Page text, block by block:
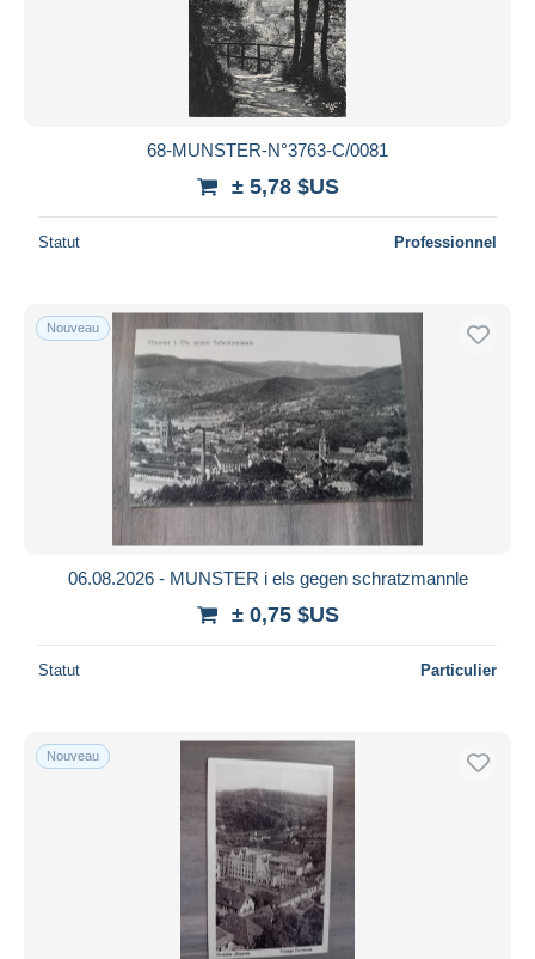
Appliquer
68-MUNSTER-N°3763-C/0081
± 5,78 $US
Statut Professionnel
Nouveau
06.08.2026 - MUNSTER i els gegen schratzmannle
± 0,75 $US
Statut Particulier
Nouveau